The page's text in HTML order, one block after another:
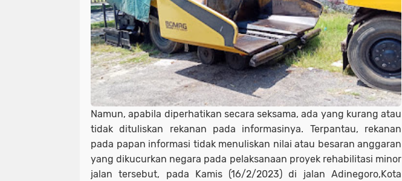
Namun, apabila diperhatikan secara seksama, ada yang kurang atau
tidak dituliskan rekanan pada informasinya. Terpantau, rekanan
pada papan informasi tidak menuliskan nilai atau besaran anggaran
yang dikucurkan negara pada pelaksanaan proyek rehabilitasi minor
jalan tersebut, pada Kamis (16/2/2023) di jalan Adinegoro,Kota